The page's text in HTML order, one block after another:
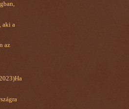
aki a
az